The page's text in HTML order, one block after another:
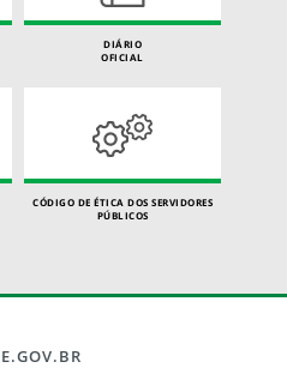
DIÁRIO
OFICIAL
CÓDIGO DE ÉTICA DOS SERVIDORES
PÚBLICOS